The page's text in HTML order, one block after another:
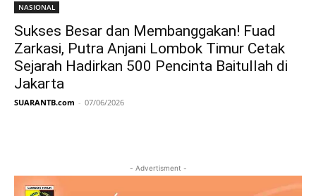
NASIONAL
Sukses Besar dan Membanggakan! Fuad
Zarkasi, Putra Anjani Lombok Timur Cetak
Sejarah Hadirkan 500 Pencinta Baitullah di
Jakarta
SUARANTB.com - 07/06/2026
- Advertisment -